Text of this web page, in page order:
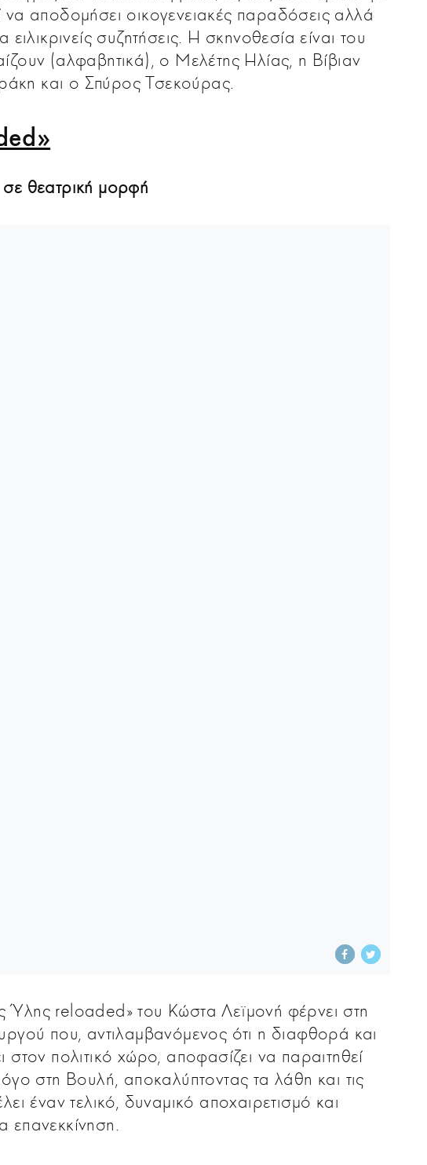
αποδομήσει οικογενειακές παραδόσεις αλλά
συζητήσεις. Η σκηνοθεσία είναι του
(αλφαβητικά), ο Μελέτης Ηλίας, η Βίβιαν
και ο Σπύρος Τσεκούρας.
σε θεατρική μορφή
Ύλης reloaded» του Κώστα Λεϊμονή φέρνει στη
που, αντιλαμβανόμενος ότι η διαφθορά και
στον πολιτικό χώρο, αποφασίζει να παραιτηθεί
στη Βουλή, αποκαλύπτοντας τα λάθη και τις
έναν τελικό, δυναμικό αποχαιρετισμό και
επανεκκίνηση.